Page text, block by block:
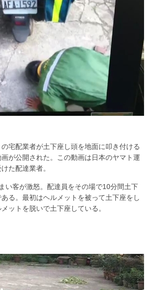
宅配業者が土下座し頭を地面に叩き付ける
が公開された。この動画は日本のヤマト運
た配達業者。
い客が激怒。配達員をその場で10分間土下
る。最初はヘルメットを被って土下座をし
ットを脱いで土下座している。